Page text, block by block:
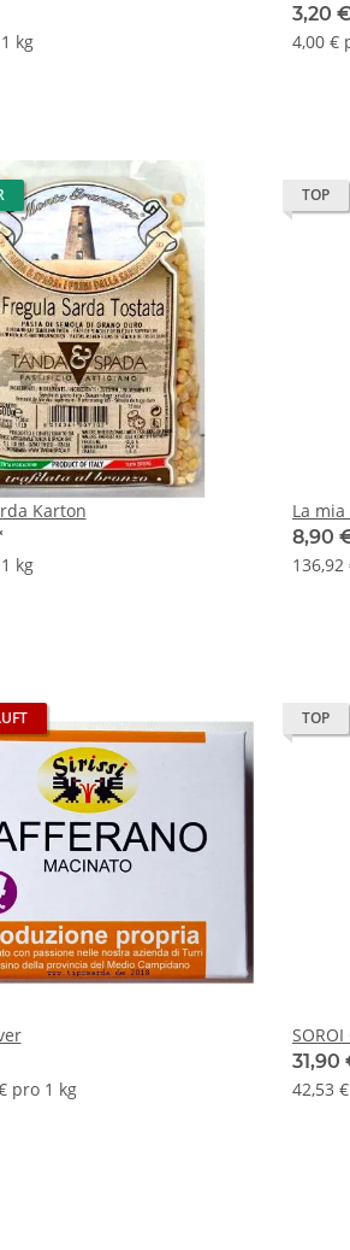
kg
3,20
4,00 €
Karton
kg
TOP
La
8,90
pro 1 kg
TOP
31,90
42,53